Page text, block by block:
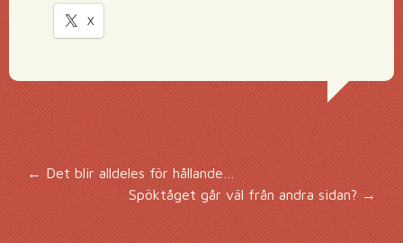
X
Inläggsnavigering
←Det blir alldeles för hållande…
Spöktåget går väl från andra sidan?→